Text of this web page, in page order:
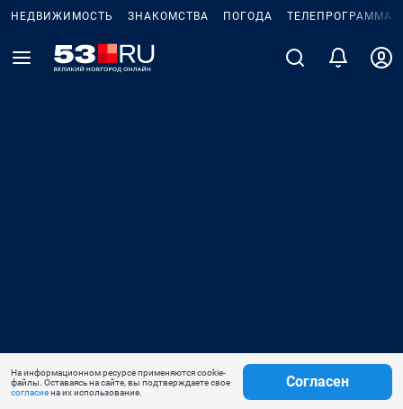
НЕДВИЖИМОСТЬ ЗНАКОМСТВА ПОГОДА ТЕЛЕПРОГРАММА
На информационном ресурсе применяются cookie-
файлы. Оставаясь на сайте, вы подтверждаете свое
согласиена их использование.
Согласен